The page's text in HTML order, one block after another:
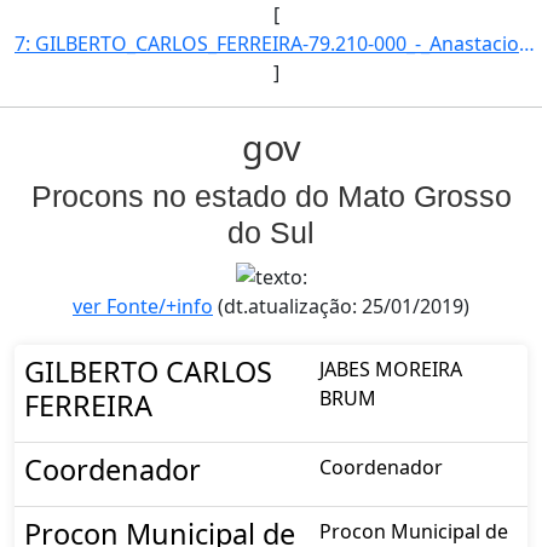
[
7: GILBERTO_CARLOS_FERREIRA-79.210-000_-_Anastacio/MS-Coordenador-67-Procon_Municipal_de_Agua_Clara-324]
]
gov
Procons no estado do Mato Grosso
do Sul
ver Fonte/+info (dt.atualização: 25/01/2019)
GILBERTO CARLOS
FERREIRA
JABES MOREIRA
BRUM
Coordenador Coordenador
Procon Municipal de Procon Municipal de